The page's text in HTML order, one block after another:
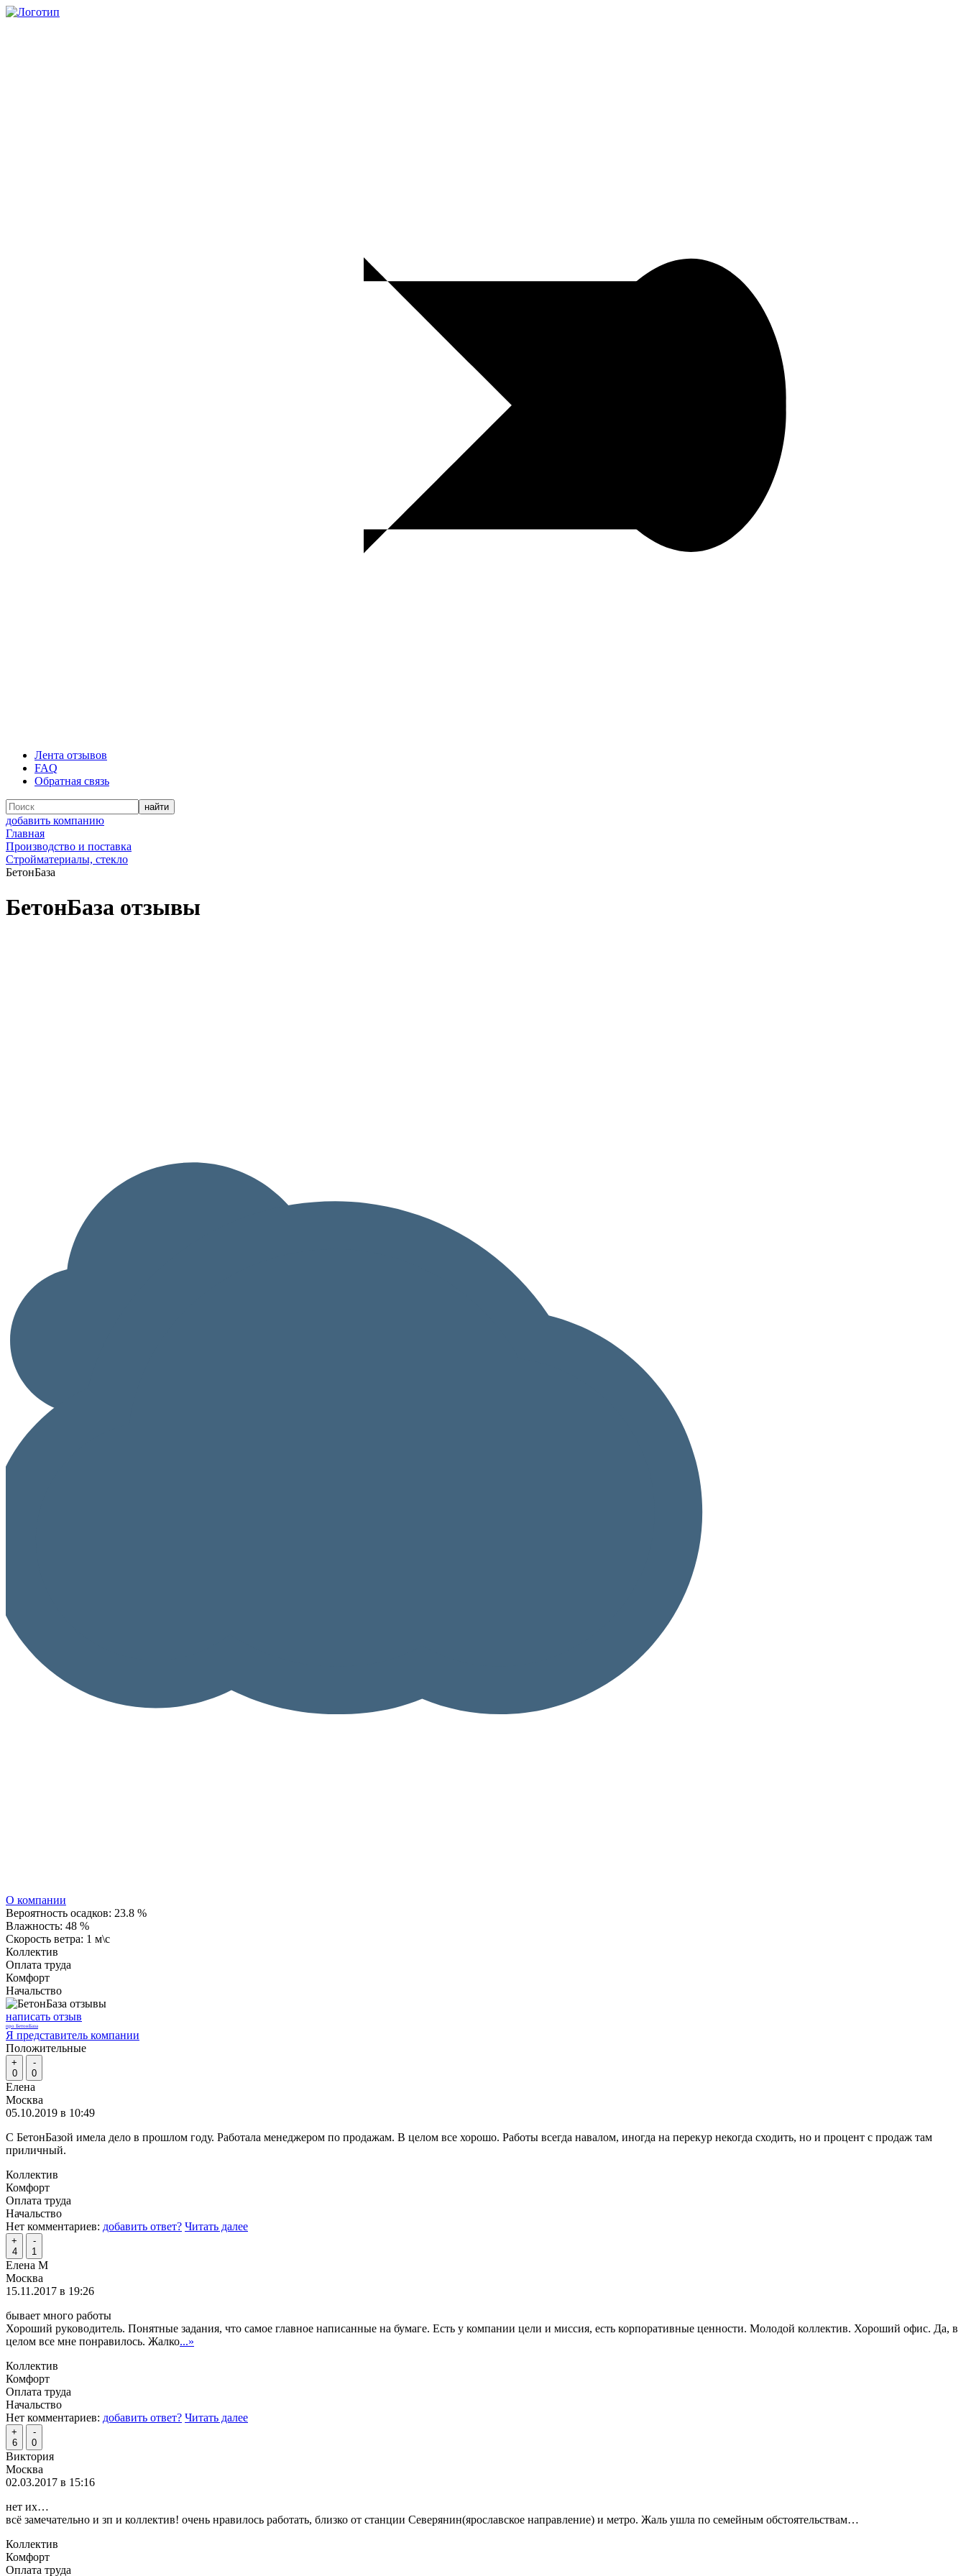
Лента отзывов
FAQ
Обратная связь
добавить компанию
Главная
Производство и поставка
Стройматериалы, стекло
БетонБаза
БетонБаза отзывы
О компании
Вероятность осадков: 23.8 %
Влажность: 48 %
Скорость ветра: 1 м\с
Коллектив
Оплата труда
Комфорт
Начальство
написать отзыв
про БетонБаза
Я представитель компании
Положительные
+
0
-
0
Елена
Москва
05.10.2019 в 10:49
С БетонБазой имела дело в прошлом году. Работала менеджером по продажам. В целом все хорошо. Работы всегда навалом, иногда на перекур некогда сходить, но и процент с продаж там
приличный.
Коллектив
Комфорт
Оплата труда
Начальство
Нет комментариев: добавить ответ? Читать далее
+
4
-
1
Елена М
Москва
15.11.2017 в 19:26
бывает много работы
Хороший руководитель. Понятные задания, что самое главное написанные на бумаге. Есть у компании цели и миссия, есть корпоративные ценности. Молодой коллектив. Хороший офис. Да, в
целом все мне понравилось. Жалко...»
Коллектив
Комфорт
Оплата труда
Начальство
Нет комментариев: добавить ответ? Читать далее
+
6
-
0
Виктория
Москва
02.03.2017 в 15:16
нет их…
всё замечательно и зп и коллектив! очень нравилось работать, близко от станции Северянин(ярославское направление) и метро. Жаль ушла по семейным обстоятельствам…
Коллектив
Комфорт
Оплата труда